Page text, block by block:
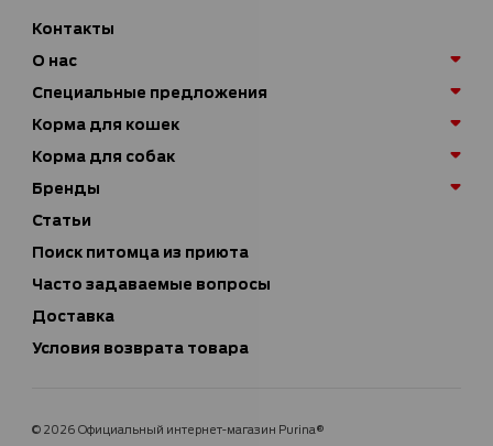
Контакты
О нас
Специальные предложения
Корма для кошек
Корма для собак
Бренды
Статьи
Поиск питомца из приюта
Часто задаваемые вопросы
Доставка
Условия возврата товара
© 2026 Официальный интернет-магазин Purina®